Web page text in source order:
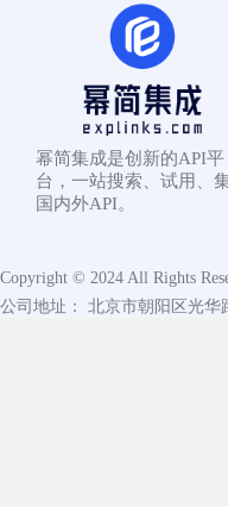
幂简集成是创新的API平
台，一站搜索、试用、
国内外API。
Copyright © 2024 All Rights
公司地址： 北京市朝阳区光华